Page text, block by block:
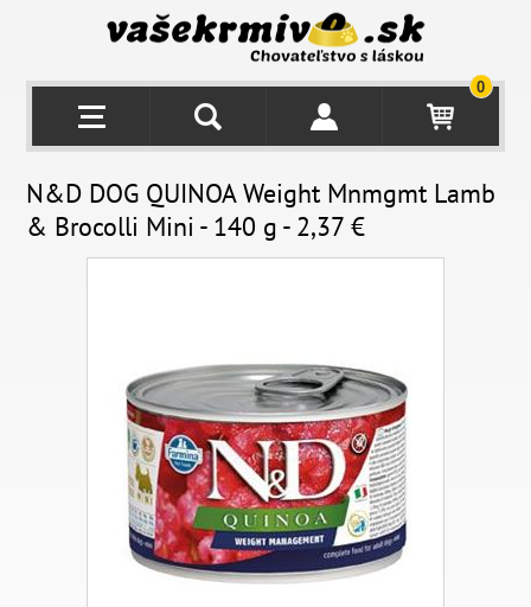
0
N&D DOG QUINOA Weight Mnmgmt Lamb
& Brocolli Mini - 140 g - 2,37 €